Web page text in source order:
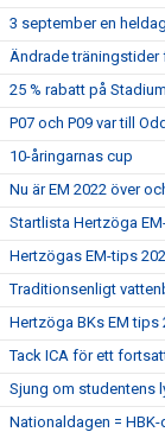
3 september en
Ändrade träningstider
25 % rabatt på
P07 och P09 var till
10-åringarnas cup
Nu är EM 2022 över
Startlista Hertzöga
Hertzögas EM-tips
Traditionsenligt
Hertzöga BKs EM tips
Tack ICA för ett
Sjung om studentens
Nationaldagen =